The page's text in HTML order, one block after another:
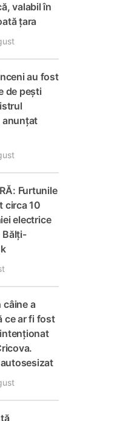
valabil în
țara
au fost
de pești
anunțat
Furtunile
circa 10
electrice
Bălți-
câine a
ce ar fi fost